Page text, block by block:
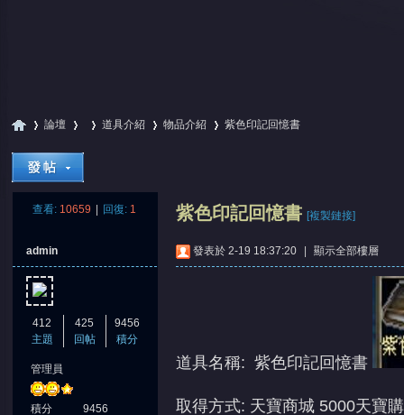
論壇
› ›
道具介紹 物品介紹 紫色印記回憶書
查看: 10659 回復: 1 紫色印記回憶書 [複製鏈接]
admin
412
主題
425
回帖
9456
積分
管理員
積分 9456
發表於 2-19 18:37:20 顯示全部樓層
道具名稱: 紫色印記回憶書
取得方式: 天寶商城 5000天寶